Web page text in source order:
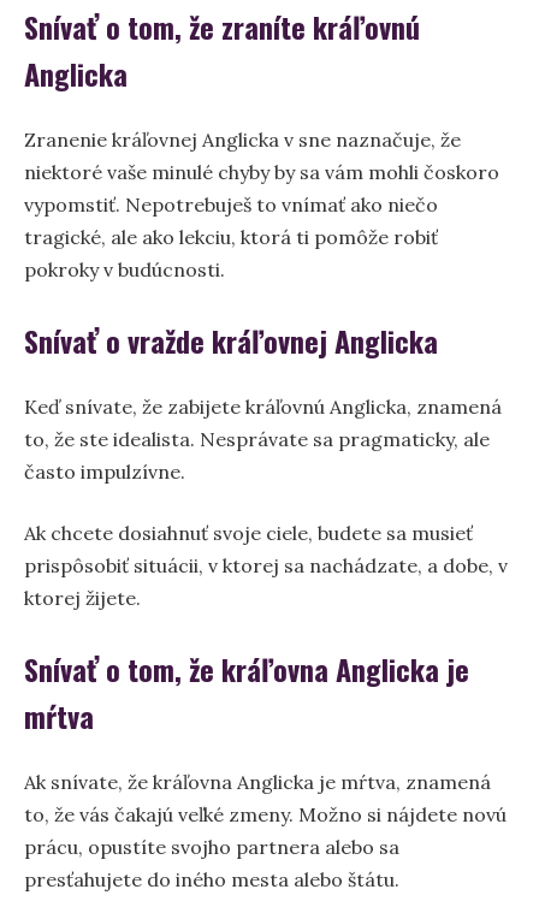
Snívať o tom, že zraníte kráľovnú
Anglicka
Zranenie kráľovnej Anglicka v sne naznačuje, že
niektoré vaše minulé chyby by sa vám mohli čoskoro
vypomstiť. Nepotrebuješ to vnímať ako niečo
tragické, ale ako lekciu, ktorá ti pomôže robiť
pokroky v budúcnosti.
Snívať o vražde kráľovnej Anglicka
Keď snívate, že zabijete kráľovnú Anglicka, znamená
to, že ste idealista. Nesprávate sa pragmaticky, ale
často impulzívne.
Ak chcete dosiahnuť svoje ciele, budete sa musieť
prispôsobiť situácii, v ktorej sa nachádzate, a dobe, v
ktorej žijete.
Snívať o tom, že kráľovna Anglicka je
mŕtva
Ak snívate, že kráľovna Anglicka je mŕtva, znamená
to, že vás čakajú veľké zmeny. Možno si nájdete novú
prácu, opustíte svojho partnera alebo sa
presťahujete do iného mesta alebo štátu.